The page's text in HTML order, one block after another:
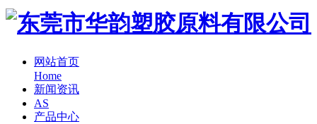
网站首页
Home
新闻资讯
AS
产品中心